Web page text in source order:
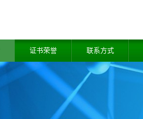
证书荣誉 联系方式